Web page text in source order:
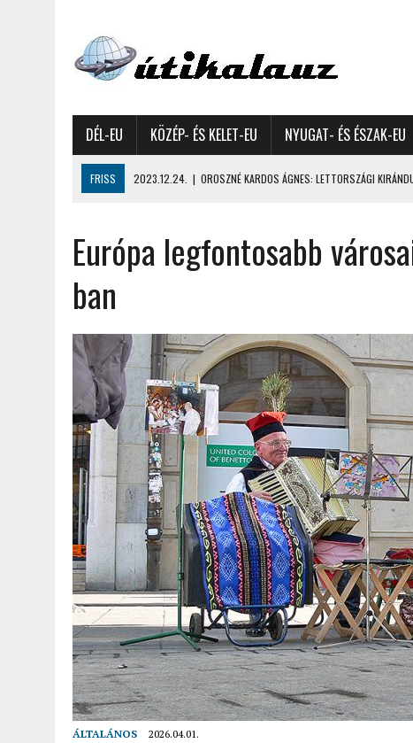
DÉL-EU KÖZÉP- ÉS KELET-EU NYUGAT- ÉS ÉSZAK-EU
FRISS 2023.12.24. | OROSZNÉ KARDOS ÁGNES: LETTORSZÁGI
2023.11.17.
GYŐRFFY ÁRPÁD: NAGY KALANDUNK ÉSZAKON – 8500
2022.12.21. |
VALLÁSOK FELETTI FEHÉR KARÁCSONYOK – AKÁR HÓ
2022.12.11.
2022.02.26. | GÁL ZOLTÁN GYÖRGY: AZ ŐSZI JAPÁN A HEGYEKET JÁRVA –
2022.02.24. | LIGETI ZSUZSA: DÉLNYUGATI SZOMSZÉDOLÁS –
2022.02.12. | FODOR LAJOS: NYOLC NAP A VÍZESÉSEK ÉS GLECCSEREK
2026.04.01. | EURÓPA LEGFONTOSABB VÁROSAI A DIGITÁLIS NOMÁDOK
Európa legfontosabb
ban
ÁLTALÁNOS 2026.04.01.